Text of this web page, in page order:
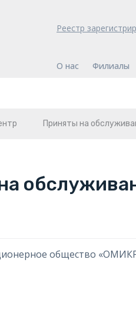
Реестр
О нас Филиалы
Приняты на
общество